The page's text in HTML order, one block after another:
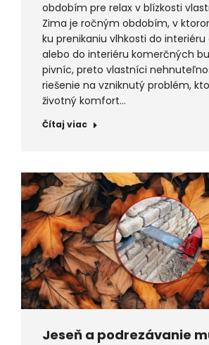
obdobím pre relax v blízkosti
Zima je ročným obdobím, v
ku prenikaniu vlhkosti do
alebo do interiéru komerčných
pivníc, preto vlastníci
riešenie na vzniknutý problém,
životný komfort…
Čítaj viac
Jeseň a podrezávanie